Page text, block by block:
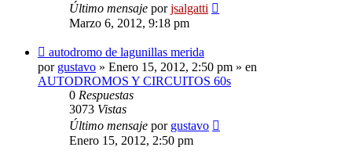
Último mensaje porjsalgatti
Marzo 6, 2012, 9:18 pm
Nuevo
mensaje
autodromo de lagunillas merida
por gustavo » Enero 15, 2012, 2:50 pm » en
AUTODROMOS Y CIRCUITOS 60s
0 Respuestas
3073 Vistas
Último mensaje por gustavo
Enero 15, 2012, 2:50 pm